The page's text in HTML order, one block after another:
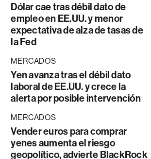
Dólar cae tras débil dato de
empleo en EE.UU. y menor
expectativa de alza de tasas de
la Fed
MERCADOS
Yen avanza tras el débil dato
laboral de EE.UU. y crece la
alerta por posible intervención
MERCADOS
Vender euros para comprar
yenes aumenta el riesgo
geopolítico, advierte BlackRock